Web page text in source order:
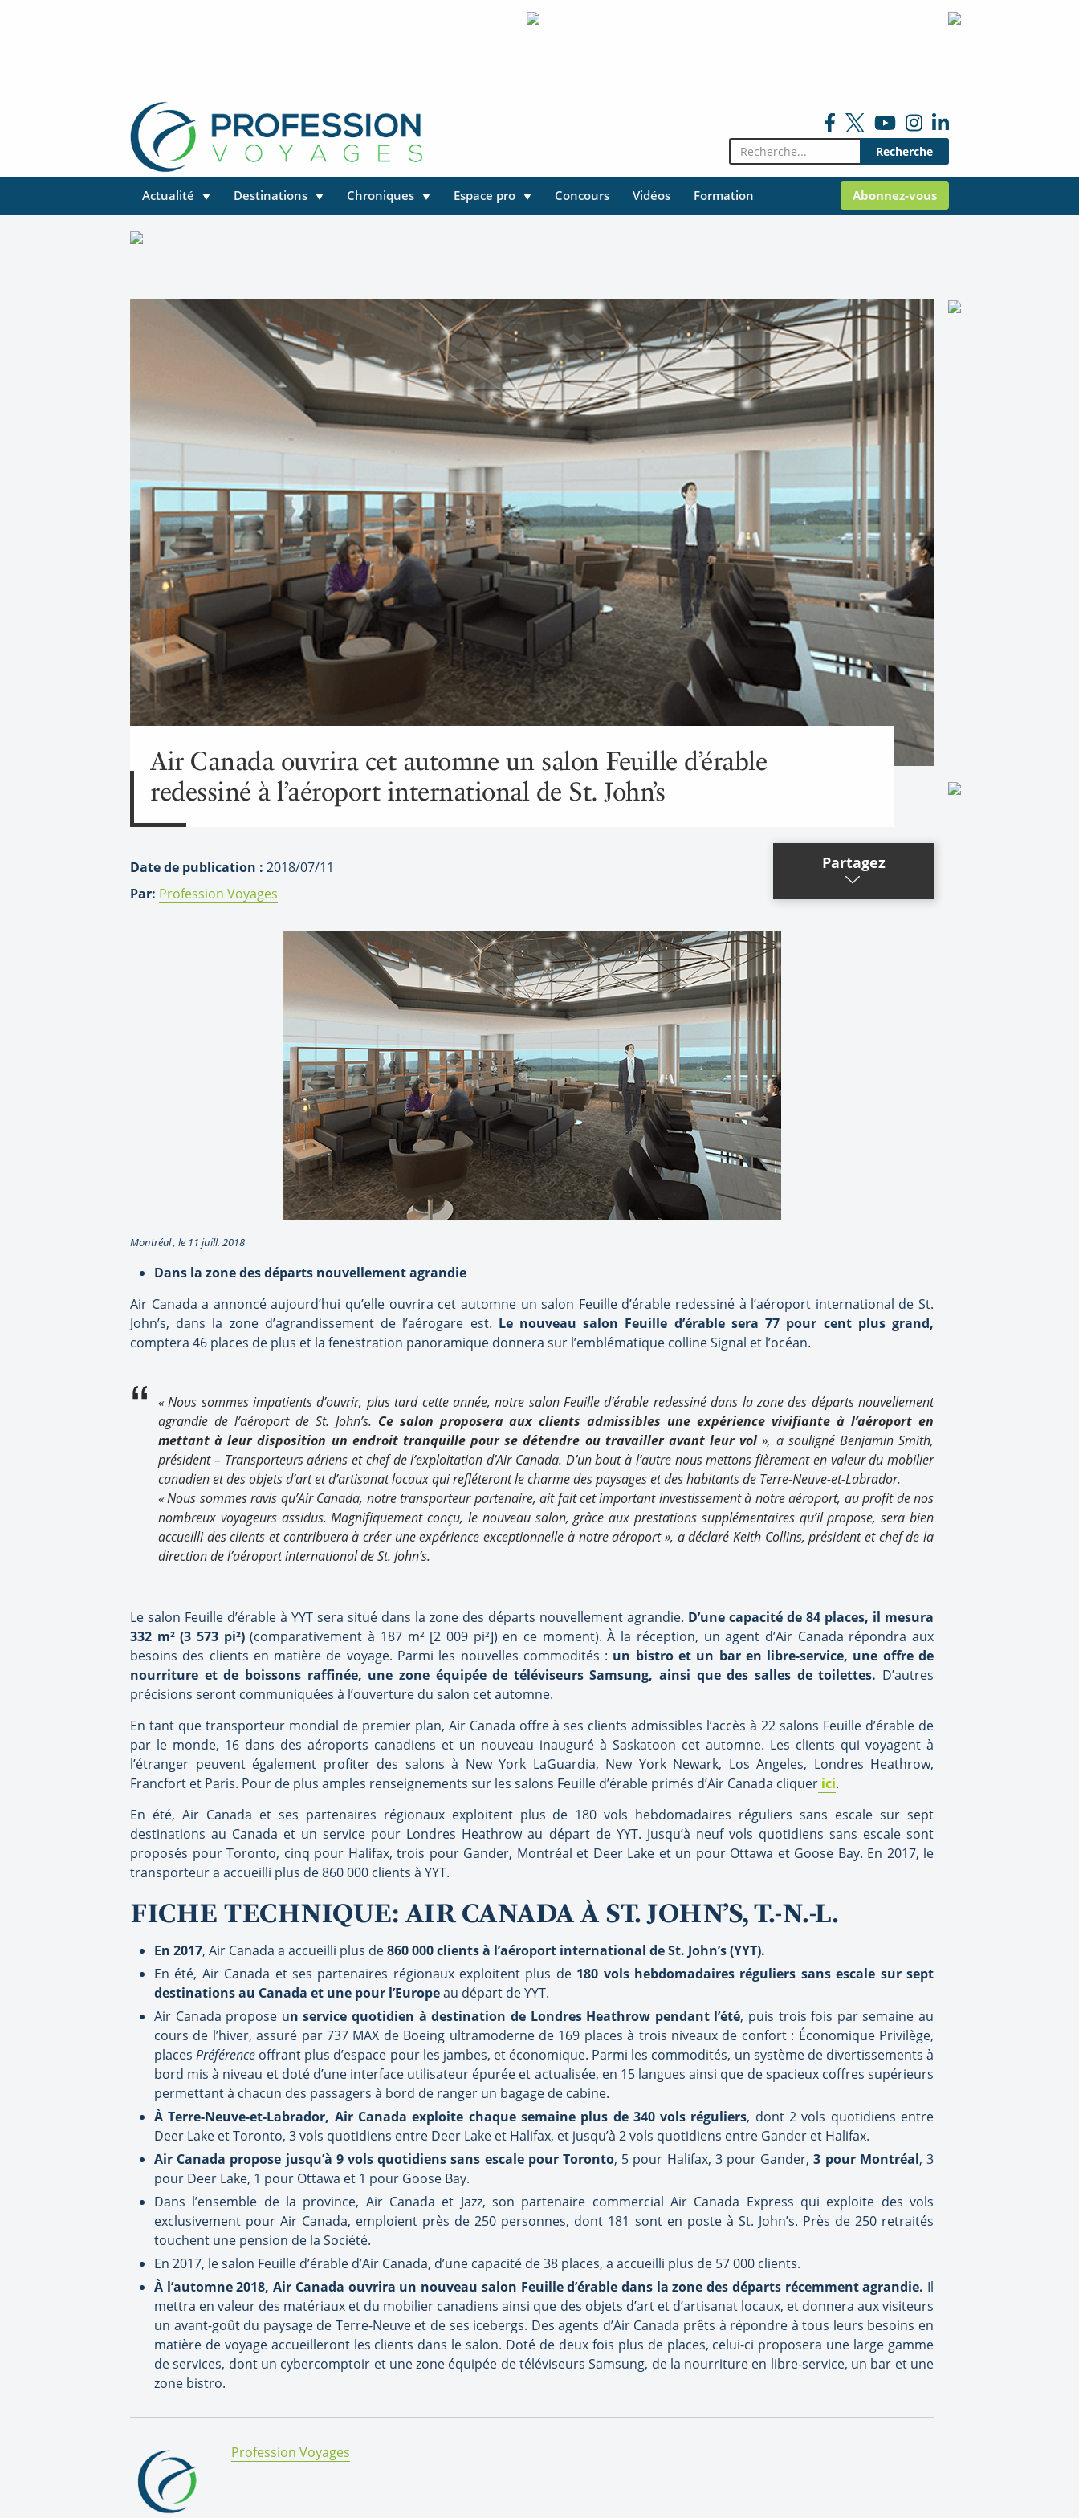
Rechercher:
Actualité Destinations Chroniques Espace pro Concours Vidéos Formation Abonnez-vous
Air Canada ouvrira cet automne un salon Feuille d’érable
redessiné à l’aéroport international de St. John’s
Date de publication : 2018/07/11
Par: Profession Voyages
Partagez
Montréal , le 11 juill. 2018
Dans la zone des départs nouvellement agrandie
Air Canada a annoncé aujourd’hui qu’elle ouvrira cet automne un salon Feuille d’érable redessiné à l’aéroport international de St.
John’s, dans la zone d’agrandissement de l’aérogare est. Le nouveau salon Feuille d’érable sera 77 pour cent plus grand,
comptera 46 places de plus et la fenestration panoramique donnera sur l’emblématique colline Signal et l’océan.
« Nous sommes impatients d’ouvrir, plus tard cette année, notre salon Feuille d’érable redessiné dans la zone des départs nouvellement
agrandie de l’aéroport de St. John’s. Ce salon proposera aux clients admissibles une expérience vivifiante à l’aéroport en
mettant à leur disposition un endroit tranquille pour se détendre ou travailler avant leur vol», a souligné Benjamin Smith,
président – Transporteurs aériens et chef de l’exploitation d’Air Canada. D’un bout à l’autre nous mettons fièrement en valeur du mobilier
canadien et des objets d’art et d’artisanat locaux qui refléteront le charme des paysages et des habitants de Terre-Neuve-et-Labrador.
« Nous sommes ravis qu’Air Canada, notre transporteur partenaire, ait fait cet important investissement à notre aéroport, au profit de nos
nombreux voyageurs assidus. Magnifiquement conçu, le nouveau salon, grâce aux prestations supplémentaires qu’il propose, sera bien
accueilli des clients et contribuera à créer une expérience exceptionnelle à notre aéroport », a déclaré Keith Collins, président et chef de la
direction de l’aéroport international de St. John’s.
Le salon Feuille d’érable à YYT sera situé dans la zone des départs nouvellement agrandie. D’une capacité de 84 places, il mesura
332 m² (3 573 pi²)(comparativement à 187 m² [2 009 pi²]) en ce moment). À la réception, un agent d’Air Canada répondra aux
besoins des clients en matière de voyage. Parmi les nouvelles commodités : un bistro et un bar en libre-service, une offre de
nourriture et de boissons raffinée, une zone équipée de téléviseurs Samsung, ainsi que des salles de toilettes. D’autres
précisions seront communiquées à l’ouverture du salon cet automne.
En tant que transporteur mondial de premier plan, Air Canada offre à ses clients admissibles l’accès à 22 salons Feuille d’érable de
par le monde, 16 dans des aéroports canadiens et un nouveau inauguré à Saskatoon cet automne. Les clients qui voyagent à
l’étranger peuvent également profiter des salons à New York LaGuardia, New York Newark, Los Angeles, Londres Heathrow,
Francfort et Paris. Pour de plus amples renseignements sur les salons Feuille d’érable primés d’Air Canada cliquer ici.
En été, Air Canada et ses partenaires régionaux exploitent plus de 180 vols hebdomadaires réguliers sans escale sur sept
destinations au Canada et un service pour Londres Heathrow au départ de YYT. Jusqu’à neuf vols quotidiens sans escale sont
proposés pour Toronto, cinq pour Halifax, trois pour Gander, Montréal et Deer Lake et un pour Ottawa et Goose Bay. En 2017, le
transporteur a accueilli plus de 860 000 clients à YYT.
FICHE TECHNIQUE: AIR CANADA À ST. JOHN’S, T.-N.-L.
En 2017, Air Canada a accueilli plus de860 000 clients à l’aéroport international de St. John’s (YYT).
En été, Air Canada et ses partenaires régionaux exploitent plus de 180 vols hebdomadaires réguliers sans escale sur sept
destinations au Canada et une pour l’Europeau départ de YYT.
Air Canada propose un service quotidien à destination de Londres Heathrow pendant l’été, puis trois fois par semaine au
cours de l’hiver, assuré par 737 MAX de Boeing ultramoderne de 169 places à trois niveaux de confort : Économique Privilège,
placesPréférence offrant plus d’espace pour les jambes, et économique. Parmi les commodités, un système de divertissements à
bord mis à niveau et doté d’une interface utilisateur épurée et actualisée, en 15 langues ainsi que de spacieux coffres supérieurs
permettant à chacun des passagers à bord de ranger un bagage de cabine.
À Terre-Neuve-et-Labrador, Air Canada exploite chaque semaine plus de 340 vols réguliers, dont 2 vols quotidiens entre
Deer Lake et Toronto, 3 vols quotidiens entre Deer Lake et Halifax, et jusqu’à 2 vols quotidiens entre Gander et Halifax.
Air Canada propose jusqu’à 9 vols quotidiens sans escale pour Toronto, 5 pour Halifax, 3 pour Gander,3 pour Montréal, 3
pour Deer Lake, 1 pour Ottawa et 1 pour Goose Bay.
Dans l’ensemble de la province, Air Canada et Jazz, son partenaire commercial Air Canada Express qui exploite des vols
exclusivement pour Air Canada, emploient près de 250 personnes, dont 181 sont en poste à St. John’s. Près de 250 retraités
touchent une pension de la Société.
En 2017, le salon Feuille d’érable d’Air Canada, d’une capacité de 38 places, a accueilli plus de 57 000 clients.
À l’automne 2018, Air Canada ouvrira un nouveau salon Feuille d’érable dans la zone des départs récemment agrandie. Il
mettra en valeur des matériaux et du mobilier canadiens ainsi que des objets d’art et d’artisanat locaux, et donnera aux visiteurs
un avant-goût du paysage de Terre-Neuve et de ses icebergs. Des agents d’Air Canada prêts à répondre à tous leurs besoins en
matière de voyage accueilleront les clients dans le salon. Doté de deux fois plus de places, celui-ci proposera une large gamme
de services, dont un cybercomptoir et une zone équipée de téléviseurs Samsung, de la nourriture en libre-service, un bar et une
zone bistro.
By:
Profession Voyages